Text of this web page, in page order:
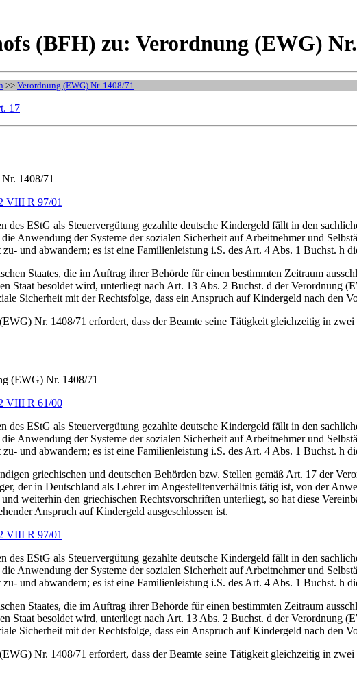
(BFH) zu: Verordnung (EWG)
>> Verordnung (EWG) Nr. 1408/71
17
1408/71
VIII R 97/01
des EStG als Steuervergütung gezahlte deutsche Kindergeld fällt in den
Anwendung der Systeme der sozialen Sicherheit auf Arbeitnehmer und
und abwandern; es ist eine Familienleistung i.S. des Art. 4 Abs. 1 Buchst. h
Staates, die im Auftrag ihrer Behörde für einen bestimmten Zeitraum
Staat besoldet wird, unterliegt nach Art. 13 Abs. 2 Buchst. d der Verordnung
Sicherheit mit der Rechtsfolge, dass ein Anspruch auf Kindergeld nach den
Nr. 1408/71 erfordert, dass der Beamte seine Tätigkeit gleichzeitig in zwei
(EWG) Nr. 1408/71
VIII R 61/00
des EStG als Steuervergütung gezahlte deutsche Kindergeld fällt in den
Anwendung der Systeme der sozialen Sicherheit auf Arbeitnehmer und
und abwandern; es ist eine Familienleistung i.S. des Art. 4 Abs. 1 Buchst. h
griechischen und deutschen Behörden bzw. Stellen gemäß Art. 17 der
der in Deutschland als Lehrer im Angestelltenverhältnis tätig ist, von der
weiterhin den griechischen Rechtsvorschriften unterliegt, so hat diese
Anspruch auf Kindergeld ausgeschlossen ist.
VIII R 97/01
des EStG als Steuervergütung gezahlte deutsche Kindergeld fällt in den
Anwendung der Systeme der sozialen Sicherheit auf Arbeitnehmer und
und abwandern; es ist eine Familienleistung i.S. des Art. 4 Abs. 1 Buchst. h
Staates, die im Auftrag ihrer Behörde für einen bestimmten Zeitraum
Staat besoldet wird, unterliegt nach Art. 13 Abs. 2 Buchst. d der Verordnung
Sicherheit mit der Rechtsfolge, dass ein Anspruch auf Kindergeld nach den
Nr. 1408/71 erfordert, dass der Beamte seine Tätigkeit gleichzeitig in zwei